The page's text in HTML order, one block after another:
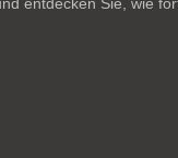
entdecken Sie, wie